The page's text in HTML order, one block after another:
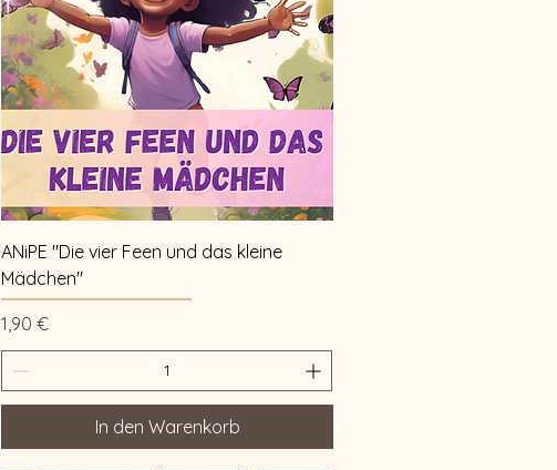
Schnellansicht
ANiPE "Die vier Feen und das kleine
Mädchen"
Preis
1,90 €
In den Warenkorb